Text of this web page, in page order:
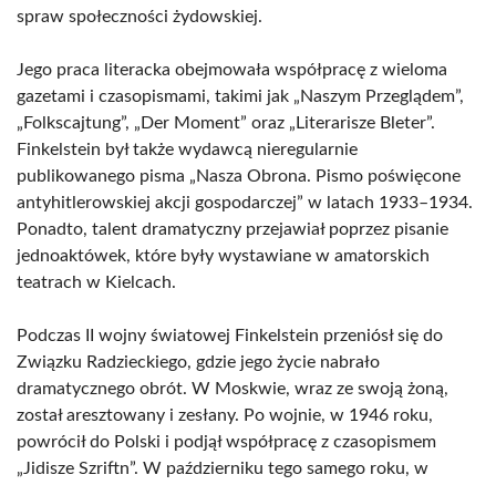
spraw społeczności żydowskiej.
Jego praca literacka obejmowała współpracę z wieloma
gazetami i czasopismami, takimi jak „Naszym Przeglądem”,
„Folkscajtung”, „Der Moment” oraz „Literarisze Bleter”.
Finkelstein był także wydawcą nieregularnie
publikowanego pisma „Nasza Obrona. Pismo poświęcone
antyhitlerowskiej akcji gospodarczej” w latach 1933–1934.
Ponadto, talent dramatyczny przejawiał poprzez pisanie
jednoaktówek, które były wystawiane w amatorskich
teatrach w Kielcach.
Podczas II wojny światowej Finkelstein przeniósł się do
Związku Radzieckiego, gdzie jego życie nabrało
dramatycznego obrót. W Moskwie, wraz ze swoją żoną,
został aresztowany i zesłany. Po wojnie, w 1946 roku,
powrócił do Polski i podjął współpracę z czasopismem
„Jidisze Szriftn”. W październiku tego samego roku, w